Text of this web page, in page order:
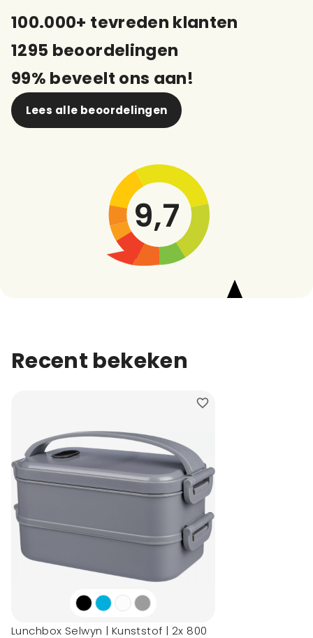
100.000+ tevreden klanten
1295 beoordelingen
99% beveelt ons aan!
Lees alle beoordelingen
9,7
Recent bekeken
Lunchbox Selwyn | Kunststof | 2x 800